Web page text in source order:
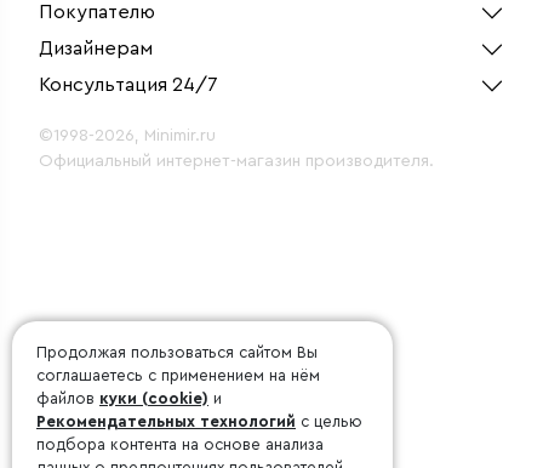
Покупателю
Дизайнерам
Консультация 24/7
©1998-2026, Minimir.ru
Официальный интернет-магазин производителя.
Продолжая пользоваться сайтом Вы
соглашаетесь с применением на нём
файлов куки (cookie) и
Рекомендательных технологий с целью
подбора контента на основе анализа